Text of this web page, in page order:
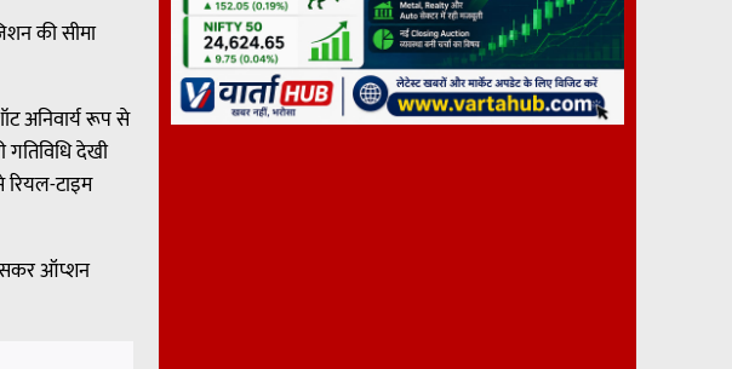
की सीमा
अनिवार्य रूप से
देखी
टाइम
ऑप्शन